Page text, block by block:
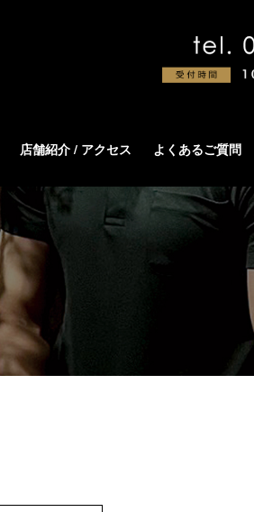
店舗紹介 / アクセス よくあるご質問